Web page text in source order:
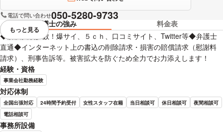
電話で問い合わせ050-5280-9733
弁護士の強み
料金表
◆解決実績多数！爆サイ、５ｃｈ、口コミサイト、Twitter等◆弁護士
直通◆インターネット上の書込の削除請求・損害の賠償請求（慰謝料
請求）、刑事告訴等。被害拡大を防ぐため全力でお力添えします！
経験・資格
事業会社勤務経験
対応体制
全国出張対応 24時間予約受付 女性スタッフ在籍 当日相談可 休日相談可
夜間相談可
電話相談可
事務所設備
視覚的に省略されている要素を
もっと見る